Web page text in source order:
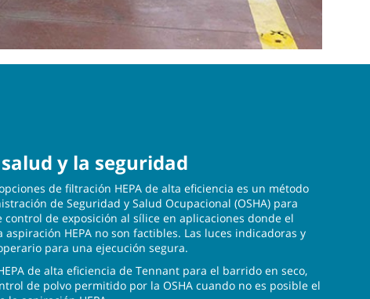
y la seguridad
de filtración HEPA de alta eficiencia es un método
de Seguridad y Salud Ocupacional (OSHA) para
control de exposición al sílice en aplicaciones donde el
HEPA no son factibles. Las luces indicadoras y
para una ejecución segura.
de alta eficiencia de Tennant para el barrido en seco,
de polvo permitido por la OSHA cuando no es posible el